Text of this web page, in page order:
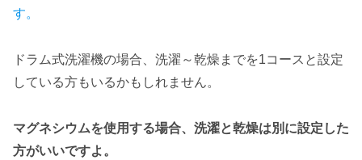
す。
ドラム式洗濯機の場合、洗濯～乾燥までを1コースと設定
している方もいるかもしれません。
マグネシウムを使用する場合、洗濯と乾燥は別に設定した
方がいいですよ。